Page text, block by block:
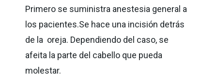
Primero se suministra anestesia general a
los pacientes.Se hace una incisión detrás
de la oreja. Dependiendo del caso, se
afeita la parte del cabello que pueda
molestar.